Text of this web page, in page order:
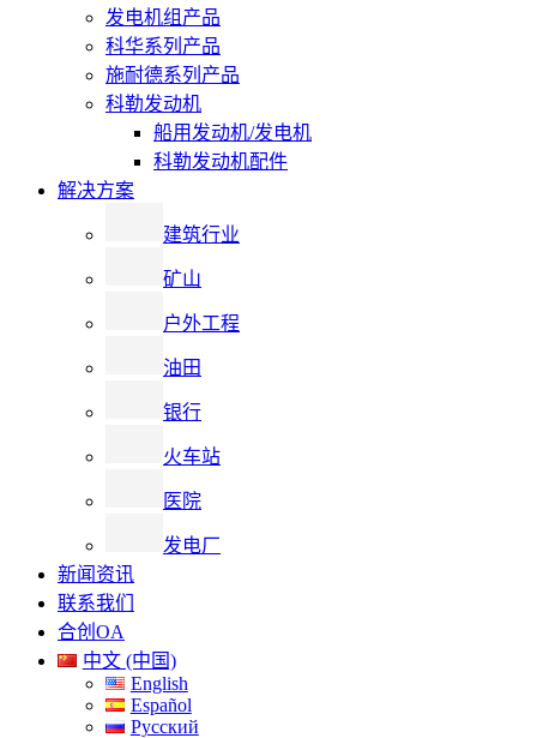
发电机组产品
科华系列产品
施耐德系列产品
科勒发动机
船用发动机/发电机
科勒发动机配件
解决方案
建筑行业
矿山
户外工程
油田
银行
火车站
医院
发电厂
新闻资讯
联系我们
合创OA
中文 (中国)
English
Español
Русский